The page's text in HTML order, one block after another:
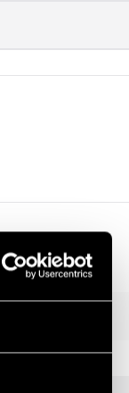
til kurv